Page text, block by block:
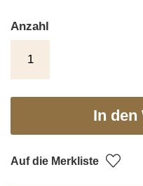
Anzahl
In den
Auf die Merkliste